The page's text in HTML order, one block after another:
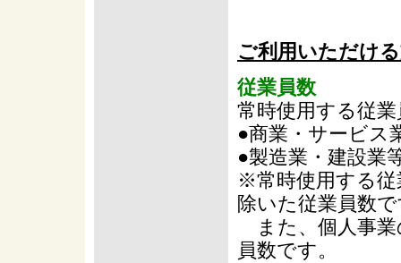
ご利用いただけ
従業員数
常時使用する従業
●商業・サービス
●製造業・建設業
※常時使用する従
除いた従業員数
また、個人事業
員数です。